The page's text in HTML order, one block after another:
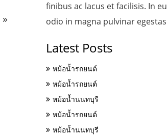
»
finibus ac lacus et facilisis. In eu
odio in magna pulvinar egestas
Latest Posts
หม้อน้ำรถยนต์
หม้อน้ำรถยนต์
หม้อน้ำนนทบุรี
หม้อน้ำรถยนต์
หม้อน้ำนนทบุรี